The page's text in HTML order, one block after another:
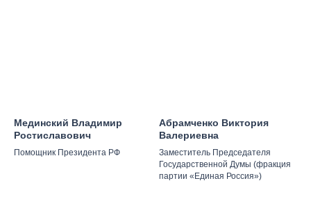
Мединский Владимир
Ростиславович
Помощник Президента РФ
Абрамченко Виктория
Валериевна
Заместитель Председателя
Государственной Думы (фракция
партии «Единая Россия»)